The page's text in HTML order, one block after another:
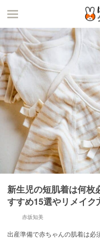
新生児の短肌着は何枚
すすめ15選やリメイク
赤坂知美
出産準備で赤ちゃんの肌着は必